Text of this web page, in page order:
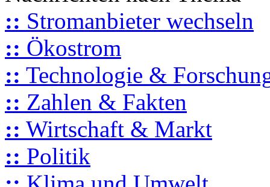
:: Stromanbieter wechseln
:: Ökostrom
:: Technologie &
:: Zahlen & Fakten
:: Wirtschaft & Markt
:: Politik